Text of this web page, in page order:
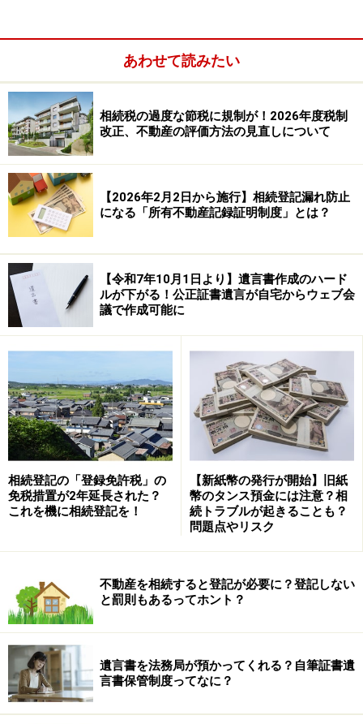
相続時精算課税の制度内容
贈与者と受贈者の関係を問わない暦年課税とは違い、相
続時精算課税は一定の直系親族間の贈与に認められた特
例です。
2500万円までは贈与税なしで贈与が可能
2500万円までの贈与には贈与税がかからず、2500万円を
超える部分に20％の贈与税が課されます。贈与財産の種
類、金額、贈与回数、年数に制限はありません。
贈与する側（贈与者）とされる側（受贈者）の条件
推定相続人である20歳以上の子または孫です。また贈与
者ごとに適用できるため、例えば父からは暦年課税、母
あわせて読みたい
相続税の過度な節税に規制が！2026年度税制
改正、不動産の評価方法の見直しについて
【2026年2月2日から施行】相続登記漏れ防止
になる「所有不動産記録証明制度」とは？
【令和7年10月1日より】遺言書作成のハード
ルが下がる！公正証書遺言が自宅からウェブ会
議で作成可能に
相続登記の「登録免許税」の
免税措置が2年延長された？
これを機に相続登記を！
【新紙幣の発行が開始】旧紙
幣のタンス預金には注意？相
続トラブルが起きることも？
問題点やリスク
不動産を相続すると登記が必要に？登記しない
と罰則もあるってホント？
遺言書を法務局が預かってくれる？自筆証書遺
言書保管制度ってなに？